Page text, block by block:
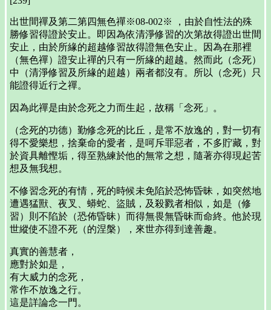
出世間禪及第二第四無色禪※08-002※ ，由於自性法的殊
勝修習得證於安止。即因為依清淨修習的次第故得證出世間
安止，由於所緣的超越修習故得證無色安止。因為在那裡
（無色禪）證安止禪的只有一所緣的超越。然而此（念死）
中（清淨修習及所緣的超越）兩者都沒有。所以（念死）只
能證得近行之禪。
因為此禪是由於念死之力而生起，故稱「念死」。
（念死的功德）勤修念死的比丘，是常不放逸的，對一切有
得不愛樂想，捨棄命的愛者，是呵斥罪惡者，不多貯藏，對
於資具離慳垢，得至熟練於他的無常之想，隨著亦得現起苦
想及無我想。
不修習念死的有情，死的時候未免陷於恐怖昏昧，如突然地
遭遇猛獸、夜叉、蟒蛇、盜賊，及殺戮者相似，如是（修
習）則不陷於（恐佈昏昧）而得無畏無昏昧而命終。他於現
世縱使不證不死（的涅槃），來世亦得到達善趣。
真實的善慧者，
應對於如是，
有大威力的念死，
常作不放逸之行。
這是詳論念一門。